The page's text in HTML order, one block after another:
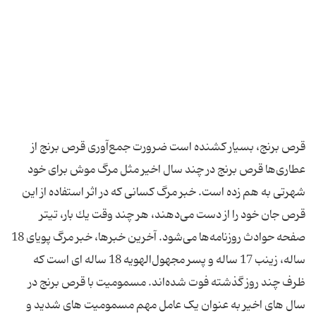
قرص برنج، بسیار کشنده است ضرورت جمع‌آوری قرص برنج از
عطاری‌ها قرص برنج در چند سال اخیر مثل مرگ موش برای خود
شهرتی به هم زده است. خبر مرگ كسانی كه در اثر استفاده از این
قرص جان خود را از دست می‌دهند، هر چند وقت یك بار، تیتر
صفحه حوادث روزنامه‌ها می‌شود. آخرین خبرها، خبر مرگ پویای 18
ساله، زینب 17 ساله و پسر مجهول‌الهویه 18 ساله ‌ای است كه
ظرف چند روز گذشته فوت شده‌اند. مسمومیت با قرص برنج در
سال های اخیر به عنوان یک عامل مهم مسمومیت های شدید و